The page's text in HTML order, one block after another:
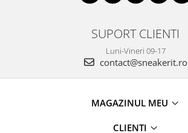
SUPORT CLIENTI
Luni-Vineri 09-17
contact@sneakerit.ro
MAGAZINUL MEU
CLIENTI